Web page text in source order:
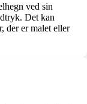
ved sin
Det kan
der er malet eller